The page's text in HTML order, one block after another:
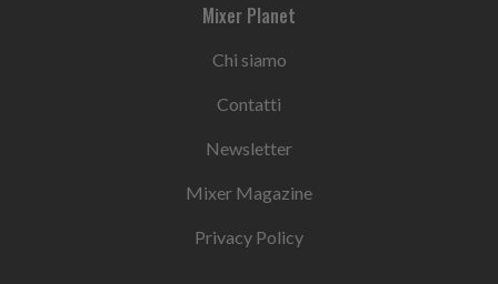
Mixer Planet
Chi siamo
Contatti
Newsletter
Mixer Magazine
Privacy Policy